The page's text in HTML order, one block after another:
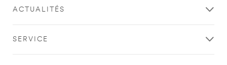
ACTUALITÉS
SERVICE